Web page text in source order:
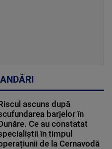
ascuns după
barjelor în
Ce au constatat
în timpul
de la Cernavodă